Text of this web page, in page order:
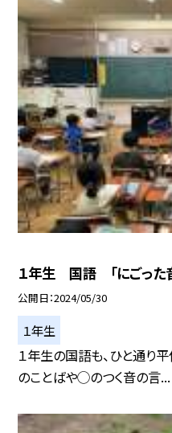
１年生 国語 「にごった
公開日 2024/05/30
１年生
１年生の国語も、ひと通り
のことばや◯のつく音の言...